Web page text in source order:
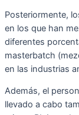
Posteriormente,
en los que han
diferentes
masterbatch
en las industrias
Además, el
llevado a cabo